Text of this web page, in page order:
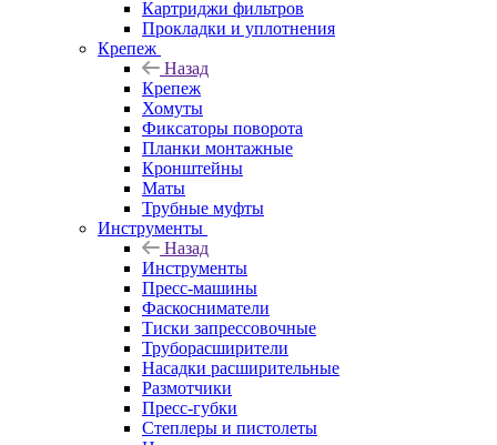
Картриджи фильтров
Прокладки и уплотнения
Крепеж
Назад
Крепеж
Хомуты
Фиксаторы поворота
Планки монтажные
Кронштейны
Маты
Трубные муфты
Инструменты
Назад
Инструменты
Пресс-машины
Фаскосниматели
Тиски запрессовочные
Труборасширители
Насадки расширительные
Размотчики
Пресс-губки
Степлеры и пистолеты